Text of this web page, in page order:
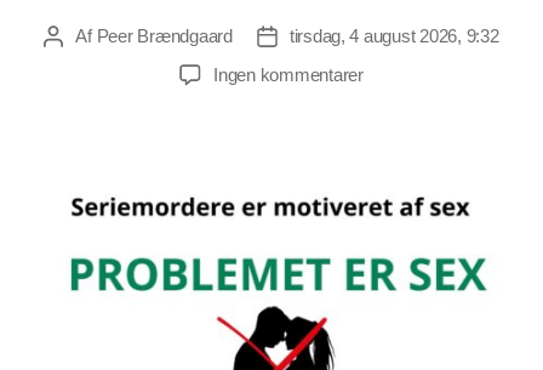
Indlægsforfatter
Af Peer Brændgaard Indlægsdato
tirsdag, 4 august 2026, 9:32
Ingen kommentarertil
med
terror